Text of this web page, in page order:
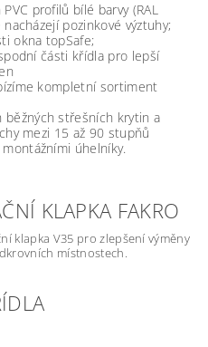
profilů bílé barvy (RAL
pozinkové výztuhy;
okna topSafe;
části křídla pro lepší
kompletní sortiment
běžných střešních krytin a
mezi 15 až 90 stupňů
úhelníky.
KLAPKA FAKRO
klapka V35 pro zlepšení výměny
místnostech.